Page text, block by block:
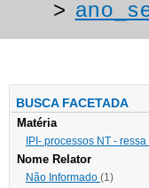
>
BUSCA FACETADA
Matéria
IPI- processos NT - ressa
Nome Relator
Não Informado (1)